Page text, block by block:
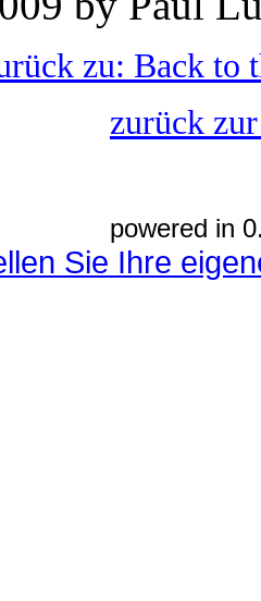
zu: Back to
zurück
powered in
Sie Ihre